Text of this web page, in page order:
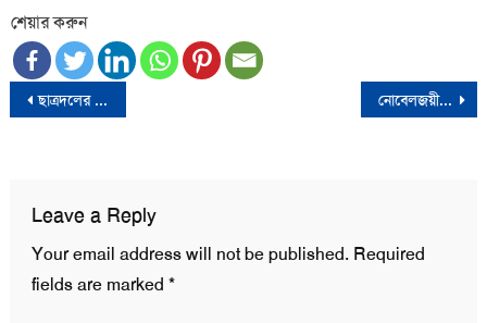
শেয়ার করুন
Post
ছাত্রদলের আজ ৪৫তম প্রতিষ্ঠাবার্ষিকী নোবেলজয়ী ড. মুহাম্মদ ইউনূসের ৬ মাসের কারাদণ্ড
Leave a Reply
Your email address will not be published. Required
fields are marked *